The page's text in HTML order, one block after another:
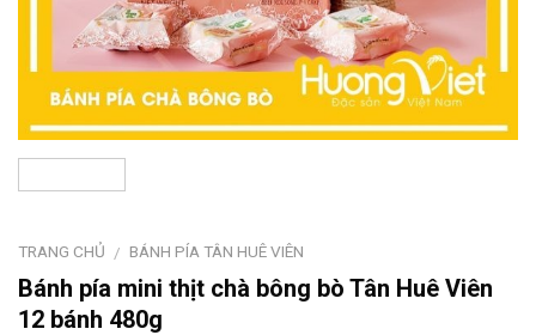
TRANG CHỦ / BÁNH PÍA TÂN HUÊ VIÊN
Bánh pía mini thịt chà bông bò Tân Huê Viên
12 bánh 480g